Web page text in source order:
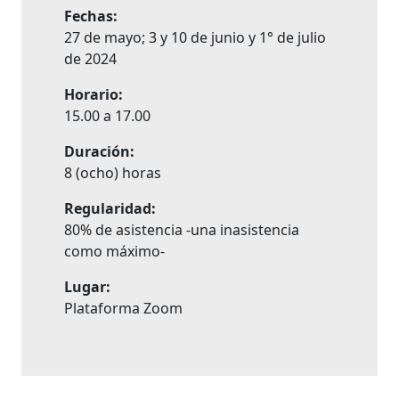
Fechas:
27 de mayo; 3 y 10 de junio y 1° de julio
de 2024
Horario:
15.00 a 17.00
Duración:
8 (ocho) horas
Regularidad:
80% de asistencia -una inasistencia
como máximo-
Lugar:
Plataforma Zoom